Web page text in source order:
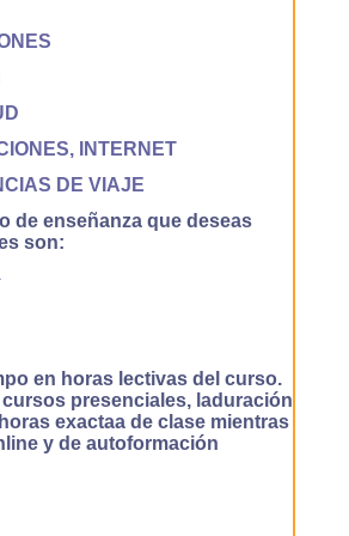
INTERNET
DE VIAJE
de enseñanza que deseas
son:
en horas lectivas del curso.
presenciales, laduración
exactaa de clase mientras
y de autoformación